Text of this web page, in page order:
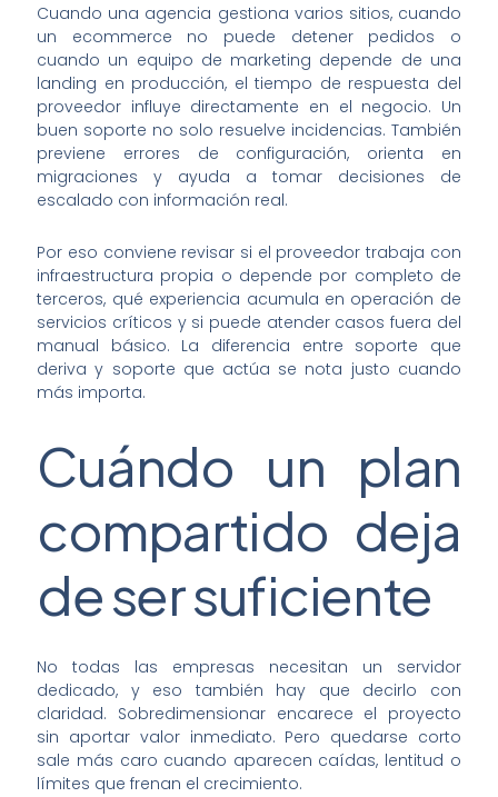
Cuando una agencia gestiona varios sitios, cuando
un ecommerce no puede detener pedidos o
cuando un equipo de marketing depende de una
landing en producción, el tiempo de respuesta del
proveedor influye directamente en el negocio. Un
buen soporte no solo resuelve incidencias. También
previene errores de configuración, orienta en
migraciones y ayuda a tomar decisiones de
escalado con información real.
Por eso conviene revisar si el proveedor trabaja con
infraestructura propia o depende por completo de
terceros, qué experiencia acumula en operación de
servicios críticos y si puede atender casos fuera del
manual básico. La diferencia entre soporte que
deriva y soporte que actúa se nota justo cuando
más importa.
Cuándo un plan
compartido deja
de ser suficiente
No todas las empresas necesitan un servidor
dedicado, y eso también hay que decirlo con
claridad. Sobredimensionar encarece el proyecto
sin aportar valor inmediato. Pero quedarse corto
sale más caro cuando aparecen caídas, lentitud o
límites que frenan el crecimiento.